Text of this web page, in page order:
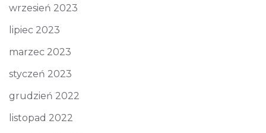
wrzesień 2023
lipiec 2023
marzec 2023
styczeń 2023
grudzień 2022
listopad 2022